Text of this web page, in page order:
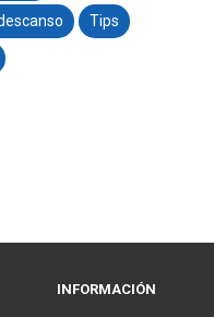
Tips
INFORMACIÓN